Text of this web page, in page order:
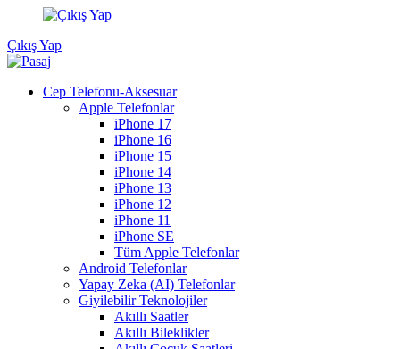
Çıkış Yap
Cep Telefonu-Aksesuar
Apple Telefonlar
iPhone 17
iPhone 16
iPhone 15
iPhone 14
iPhone 13
iPhone 12
iPhone 11
iPhone SE
Tüm Apple Telefonlar
Android Telefonlar
Yapay Zeka (AI) Telefonlar
Giyilebilir Teknolojiler
Akıllı Saatler
Akıllı Bileklikler